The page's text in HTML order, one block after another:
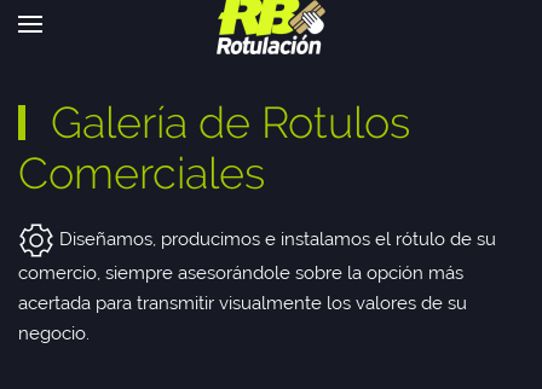
Galería de Rotulos
Comerciales
Diseñamos, producimos e instalamos el rótulo de su
comercio, siempre asesorándole sobre la opción más
acertada para transmitir visualmente los valores de su
negocio.